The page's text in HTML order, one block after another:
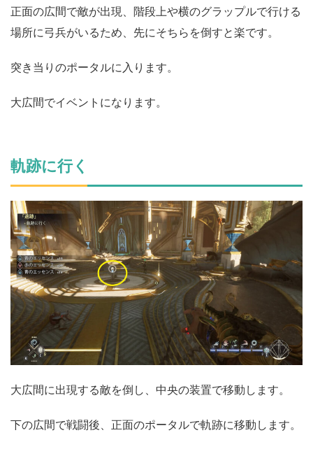
正面の広間で敵が出現、階段上や横のグラップルで行ける
場所に弓兵がいるため、先にそちらを倒すと楽です。
突き当りのポータルに入ります。
大広間でイベントになります。
軌跡に行く
大広間に出現する敵を倒し、中央の装置で移動します。
下の広間で戦闘後、正面のポータルで軌跡に移動します。